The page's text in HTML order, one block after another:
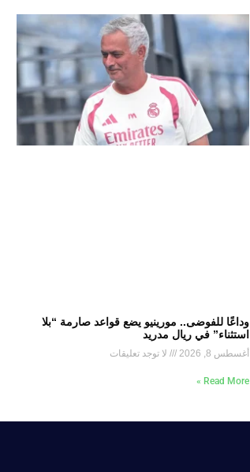
وداعًا للفوضى.. مورينيو يضع قواعد صارمة “بلا
استثناء” في ريال مدريد
أغسطس 8, 2026 لا توجد تعليقات
Read More »